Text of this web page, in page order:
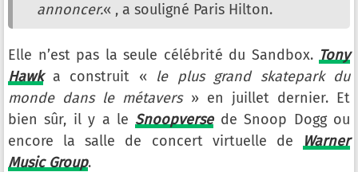
annoncer.« , a souligné Paris Hilton.
Elle n’est pas la seule célébrité du Sandbox. Tony
Hawka construit « le plus grand skatepark du
monde dans le métavers» en juillet dernier. Et
bien sûr, il y a le Snoopversede Snoop Dogg ou
encore la salle de concert virtuelle de
Warner
Music Group.